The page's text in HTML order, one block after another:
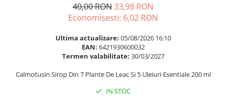
Somn stres si anxietate
Supliment Complexe
Supliment Magneziu
40,00 RON33,98 RON
Economisesti: 6,02 RON
Ultima actualizare: 05/08/2026 16:10
EAN: 6421930600032
Termen valabilitate: 30/03/2027
Calmotusin Sirop Din 7 Plante De Leac Si 5 Uleiuri Esentiale 200 ml
IN STOC